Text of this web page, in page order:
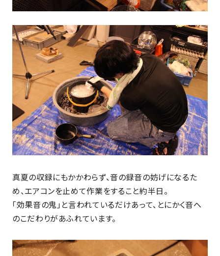
真夏の収録にもかかわらず、音の録音の妨げになるた
め、エアコンを止めて作業をすること約半日。
「効果音の鬼」と言われているだけあって、とにかく音へ
のこだわりがあふれています。